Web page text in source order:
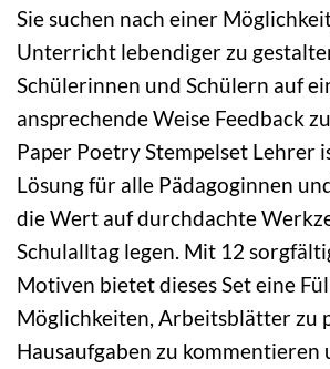
Sie suchen nach einer
Unterricht lebendiger zu
Schülerinnen und Schülern auf
ansprechende Weise Feedback
Paper Poetry Stempelset Lehrer
Lösung für alle Pädagoginnen
die Wert auf durchdachte
Schulalltag legen. Mit 12
Motiven bietet dieses Set eine
Möglichkeiten, Arbeitsblätter zu
Hausaufgaben zu kommentieren